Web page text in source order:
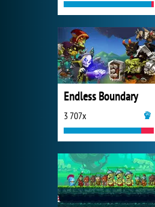
Endless Boundary
3 707x